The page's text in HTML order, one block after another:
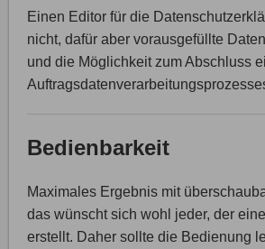
Einen Editor für die
nicht, dafür aber vorausgefüllte
und die Möglichkeit zum Abschluss
Bedienbarkeit
Maximales Ergebnis mit
das wünscht sich wohl jeder, der
erstellt. Daher sollte die Bedienung